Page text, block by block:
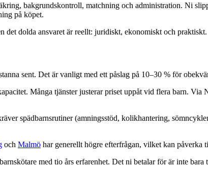
bakgrundskontroll, matchning och administration. Ni
på köpet.
dolda ansvaret är reellt: juridiskt, ekonomiskt och praktiskt.
sent. Det är vanligt med ett påslag på 10–30 % för
Många tjänster justerar priset uppåt vid flera barn. Via
spädbarnsrutiner (amningsstöd, kolikhantering,
och Malmö har generellt högre efterfrågan, vilket kan påverka
med tio års erfarenhet. Det ni betalar för är inte